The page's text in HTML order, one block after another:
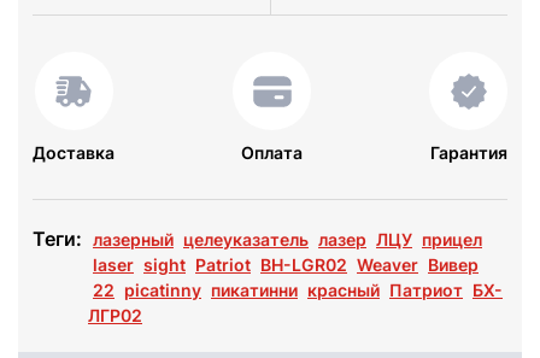
Доставка Оплата Гарантия
Теги: лазерный целеуказатель лазер ЛЦУ прицел
laser sight Patriot BH-LGR02 Weaver Вивер
22 picatinny пикатинни красный Патриот БХ-
ЛГР02